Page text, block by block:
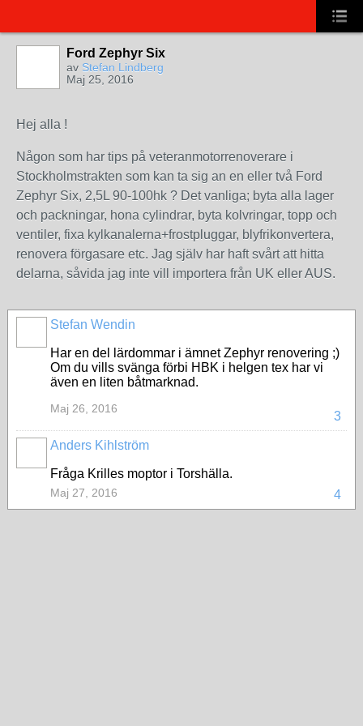
Ford Zephyr Six
av Stefan Lindberg
Maj 25, 2016
Hej alla !
Någon som har tips på veteranmotorrenoverare i
Stockholmstrakten som kan ta sig an en eller två Ford
Zephyr Six, 2,5L 90-100hk ? Det vanliga; byta alla lager
och packningar, hona cylindrar, byta kolvringar, topp och
ventiler, fixa kylkanalerna+frostpluggar, blyfrikonvertera,
renovera förgasare etc. Jag själv har haft svårt att hitta
delarna, såvida jag inte vill importera från UK eller AUS.
Stefan Wendin
Har en del lärdommar i ämnet Zephyr renovering ;)
Om du vills svänga förbi HBK i helgen tex har vi
även en liten båtmarknad.
3
Maj 26, 2016
Anders Kihlström
Fråga Krilles moptor i Torshälla.
4
Maj 27, 2016